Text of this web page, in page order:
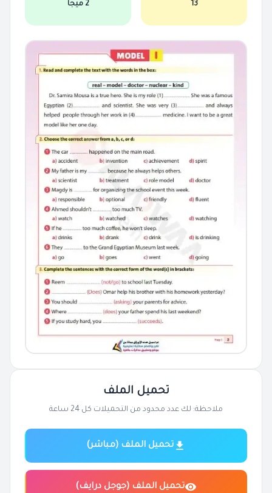
13 2 ميجا
تحميل الملف
ملاحظة: لك عدد محدود من التحميلات كل 24 ساعة
تحميل الملف (مباشر)
تحميل الملف (جوجل درايف)